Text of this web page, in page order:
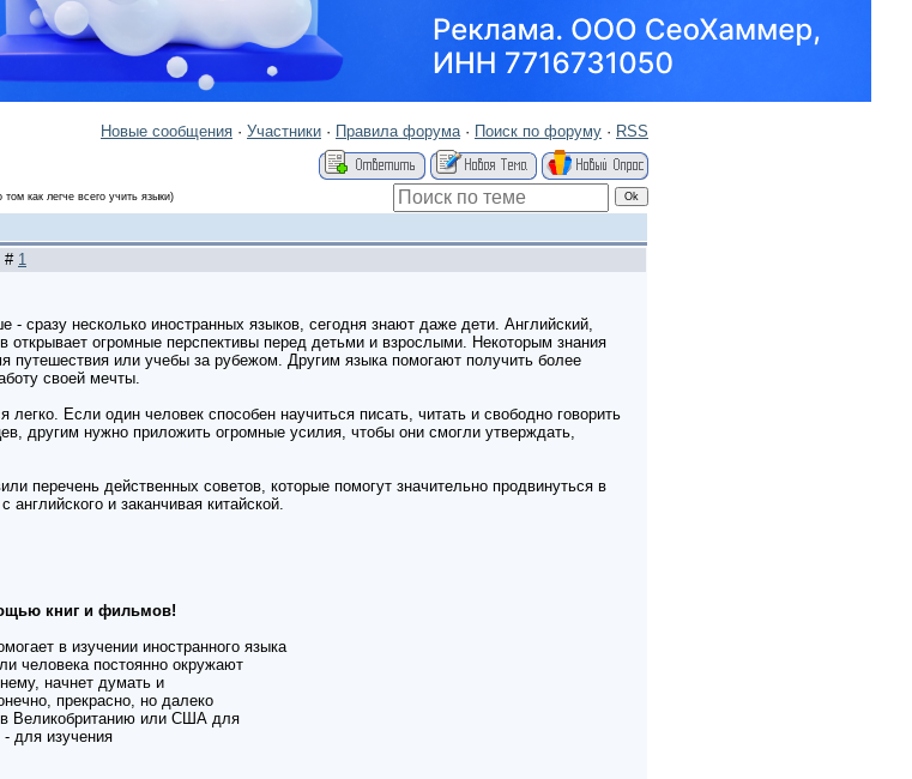
Новые сообщения · Участники · Правила форума· Поиск по форуму · RSS
как легче всего учить языки)
# 1
- сразу несколько иностранных языков, сегодня знают даже дети. Английский,
открывает огромные перспективы перед детьми и взрослыми. Некоторым знания
путешествия или учебы за рубежом. Другим языка помогают получить более
своей мечты.
Если один человек способен научиться писать, читать и свободно говорить
другим нужно приложить огромные усилия, чтобы они смогли утверждать,
перечень действенных советов, которые помогут значительно продвинуться в
и заканчивая китайской.
книг и фильмов!
в изучении иностранного языка
человека постоянно окружают
начнет думать и
прекрасно, но далеко
в Великобританию или США для
для изучения